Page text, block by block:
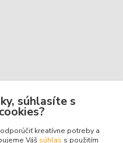
súhlasíte s
kreatívne potreby a
Váš súhlas s použitím